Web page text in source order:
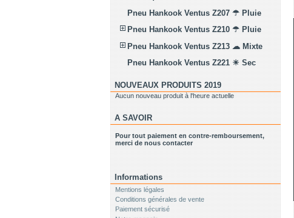
Pneu Hankook Ventus Z207 ☂ Pluie
Pneu Hankook Ventus Z210 ☂ Pluie
Pneu Hankook Ventus Z213 ☁ Mixte
Pneu Hankook Ventus Z221 ☀ Sec
NOUVEAUX PRODUITS 2019
Aucun nouveau produit à l'heure actuelle
A SAVOIR
Pour tout paiement en contre-remboursement,
merci de nous contacter
Informations
Mentions légales
Conditions générales de vente
Paiement sécurisé